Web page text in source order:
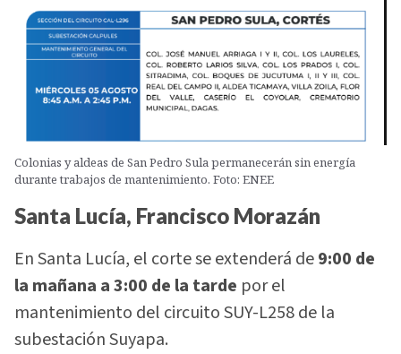
Colonias y aldeas de San Pedro Sula permanecerán sin energía
durante trabajos de mantenimiento. Foto: ENEE
Santa Lucía, Francisco Morazán
En Santa Lucía, el corte se extenderá de9:00 de
la mañana a 3:00 de la tarde por el
mantenimiento del circuito SUY-L258 de la
subestación Suyapa.